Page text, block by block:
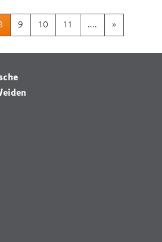
9 10 11 .... »